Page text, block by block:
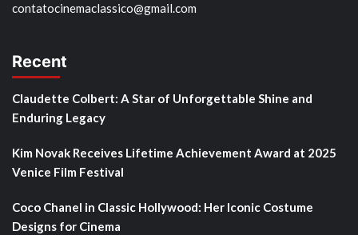
contatocinemaclassico@gmail.com
Recent
Claudette Colbert: A Star of Unforgettable Shine and
Enduring Legacy
Kim Novak Receives Lifetime Achievement Award at 2025
Venice Film Festival
Coco Chanel in Classic Hollywood: Her Iconic Costume
Designs for Cinema